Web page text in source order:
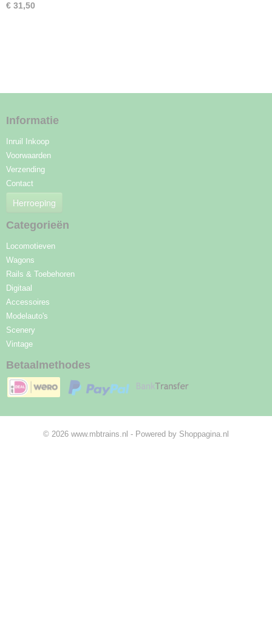
€ 31,50
Informatie
Inruil Inkoop
Voorwaarden
Verzending
Contact
Herroeping
Categorieën
Locomotieven
Wagons
Rails & Toebehoren
Digitaal
Accessoires
Modelauto's
Scenery
Vintage
Betaalmethodes
© 2026 www.mbtrains.nl - Powered by Shoppagina.nl